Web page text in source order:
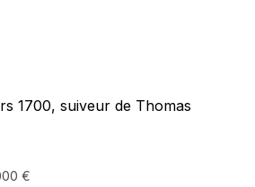
1700, suiveur de Thomas
€